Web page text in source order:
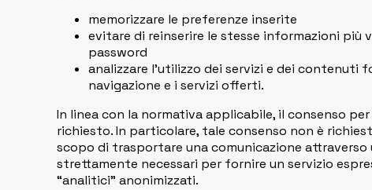
memorizzare le preferenze inserite
evitare di reinserire le stesse informazioni più
password
analizzare l’utilizzo dei servizi e dei contenuti
navigazione e i servizi offerti.
In linea con la normativa applicabile, il consenso
richiesto. In particolare, tale consenso non è
scopo di trasportare una comunicazione
strettamente necessari per fornire un servizio
“analitici” anonimizzati.